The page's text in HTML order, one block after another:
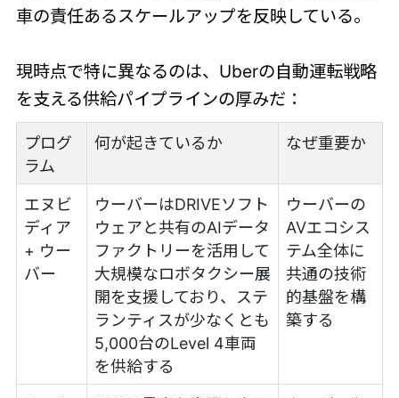
車の責任あるスケールアップを反映している。
現時点で特に異なるのは、Uberの自動運転戦略
を支える供給パイプラインの厚みだ：
プログ
ラム
何が起きているか なぜ重要か
エヌビ
ディア
+ ウー
バー
ウーバーはDRIVEソフト
ウェアと共有のAIデータ
ファクトリーを活用して
大規模なロボタクシー展
開を支援しており、ステ
ランティスが少なくとも
5,000台のLevel 4車両
を供給する
ウーバーの
AVエコシス
テム全体に
共通の技術
的基盤を構
築する